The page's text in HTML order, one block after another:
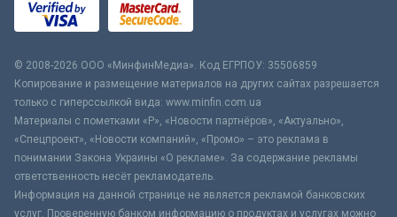
© 2008-2026 ООО «МинфинМедиа». Код ЕГРПОУ: 35506859
Копирование и размещение материалов на других сайтах разрешается
только с гиперссылкой вида: www.minfin.com.ua
Материалы с пометками «Р», «Новости партнёров», «Актуально»,
«Спецпроект», «Новости компаний», «Промо» – это реклама в
понимании Закона Украины «О рекламе». За содержание рекламы
ответственность несёт рекламодатель.
Информация на данной странице не является рекламой банковских
услуг. Проверенную банком информацию о продуктах и услугах можно